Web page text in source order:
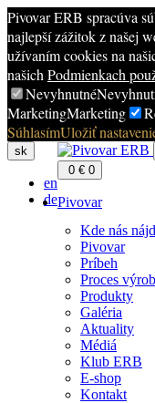
Pivovar ERB spracúva
najlepší zážitok z našej
užívaním cookies na
našich Podmienkach
Nevyhnutné
MarketingMarketing
SúhlasímUložiť
sk
en
de
0 € 0
Pivovar
Kde nás
Pivovar
Príbeh
Proces
Produkty
Galéria
Aktuality
Médiá
Klub ERB
E-shop
Kontakt